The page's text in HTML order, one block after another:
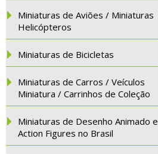
Miniaturas de Aviões / Miniaturas
Helicópteros
Miniaturas de Bicicletas
Miniaturas de Carros / Veículos
Miniatura / Carrinhos de Coleção
Miniaturas de Desenho Animado e
Action Figures no Brasil